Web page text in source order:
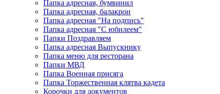
Папка адресная, бумвинил
Папка адресная, балакрон
Папка адресная "На подпись"
Папка адресная "C юбилеем"
Папки Поздравляем
Папка адресная Выпускнику
Папка меню для ресторана
Папки МВД
Папка Военная присяга
Папка Торжественная клятва кадета
Корочки для документов